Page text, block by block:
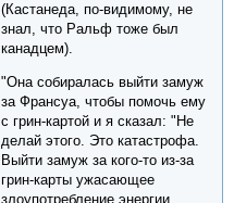
(Кастанеда, по-видимому, не
знал, что Ральф тоже был
канадцем).
"Она собиралась выйти замуж
за Франсуа, чтобы помочь ему
с грин-картой и я сказал: "Не
делай этого. Это катастрофа.
Выйти замуж за кого-то из-за
грин-карты ужасающее
злоупотребление энергии,